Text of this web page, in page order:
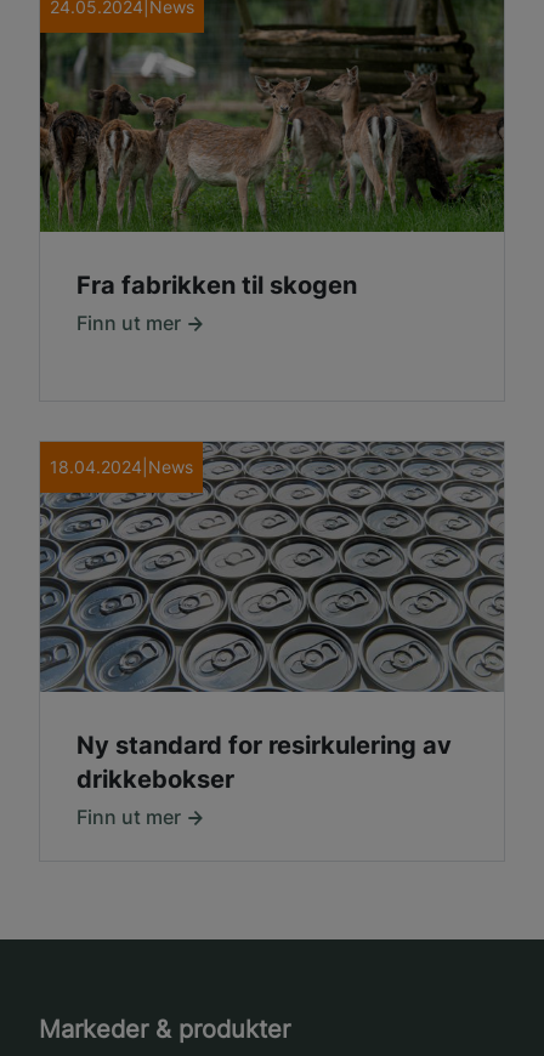
24.05.2024 News
Fra fabrikken til skogen
Finn ut mer
18.04.2024 News
Ny standard for resirkulering av
drikkebokser
Finn ut mer
Markeder & produkter